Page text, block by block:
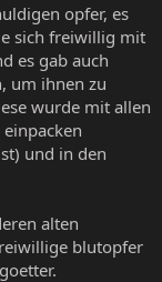
opfer, es
sich freiwillig mit
es gab auch
um ihnen zu
wurde mit allen
und in den
alten
blutopfer